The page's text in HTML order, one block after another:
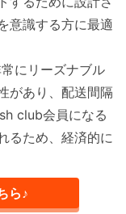
意識する方に最適
にリーズナブル
があり、配送間隔
club会員になる
るため、経済的に
ら♪